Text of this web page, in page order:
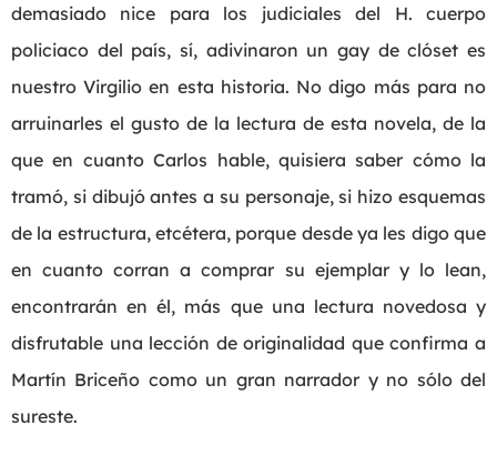
demasiado nice para los judiciales del H. cuerpo
policiaco del país, sí, adivinaron un gay de clóset es
nuestro Virgilio en esta historia. No digo más para no
arruinarles el gusto de la lectura de esta novela, de la
que en cuanto Carlos hable, quisiera saber cómo la
tramó, si dibujó antes a su personaje, si hizo esquemas
de la estructura, etcétera, porque desde ya les digo que
en cuanto corran a comprar su ejemplar y lo lean,
encontrarán en él, más que una lectura novedosa y
disfrutable una lección de originalidad que confirma a
Martín Briceño como un gran narrador y no sólo del
sureste.